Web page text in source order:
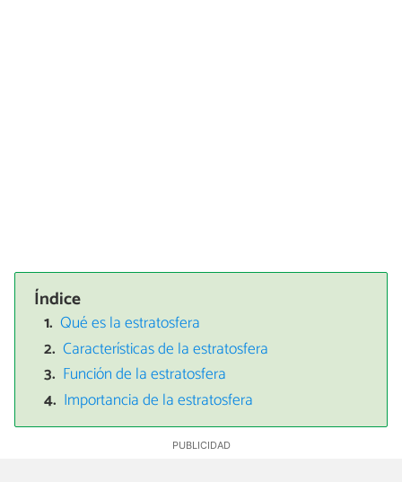
Índice
Qué es la estratosfera
Características de la estratosfera
Función de la estratosfera
Importancia de la estratosfera